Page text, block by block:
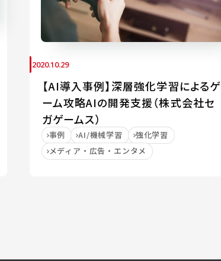
2020.10.29
【AI導入事例】深層強化学習によるゲ
ーム攻略AIの開発支援（株式会社セ
ガゲームス）
事例 AI/機械学習
強化学習
メディア・広告・エンタメ